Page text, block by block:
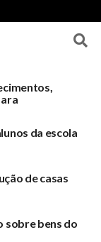
da escola
de casas
sobre bens do